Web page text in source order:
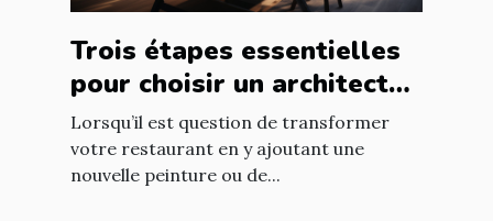
Trois étapes essentielles
pour choisir un architecte
d’intérieur
Lorsqu’il est question de transformer
votre restaurant en y ajoutant une
nouvelle peinture ou de...